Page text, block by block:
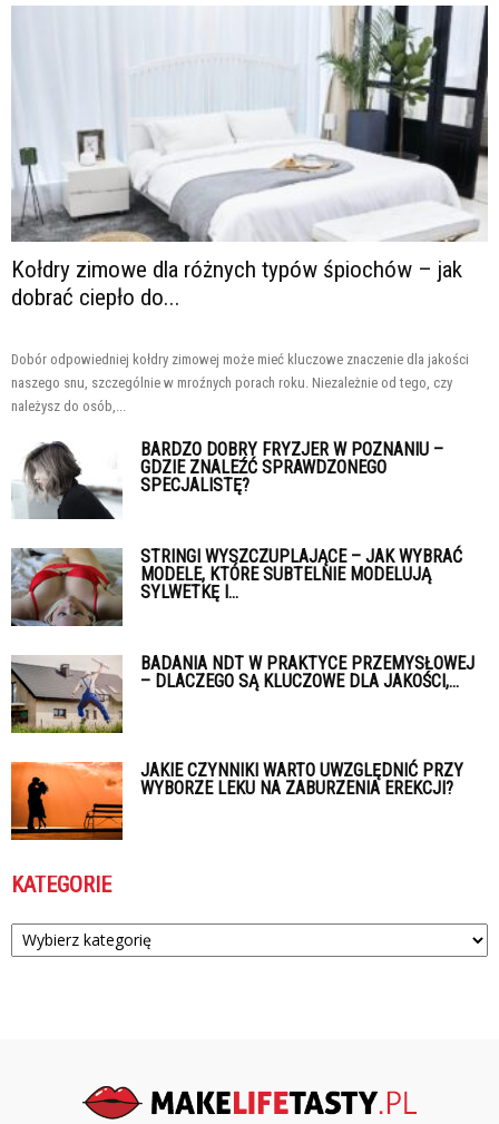
Kołdry zimowe dla różnych typów śpiochów – jak
dobrać ciepło do...
Dobór odpowiedniej kołdry zimowej może mieć kluczowe znaczenie dla jakości
naszego snu, szczególnie w mroźnych porach roku. Niezależnie od tego, czy
należysz do osób,...
BARDZO DOBRY FRYZJER W POZNANIU –
GDZIE ZNALEŹĆ SPRAWDZONEGO
SPECJALISTĘ?
STRINGI WYSZCZUPLAJĄCE – JAK WYBRAĆ
MODELE, KTÓRE SUBTELNIE MODELUJĄ
SYLWETKĘ I...
BADANIA NDT W PRAKTYCE PRZEMYSŁOWEJ
– DLACZEGO SĄ KLUCZOWE DLA JAKOŚCI,...
JAKIE CZYNNIKI WARTO UWZGLĘDNIĆ PRZY
WYBORZE LEKU NA ZABURZENIA EREKCJI?
KATEGORIE
Kategorie